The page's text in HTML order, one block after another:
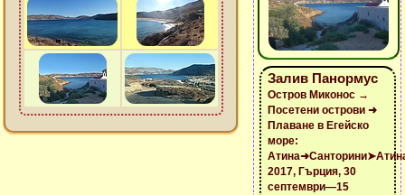
Залив Панормус
Остров Миконос →
Посетени острови ➜
Плаване в Егейско
море:
2017, Гърция, 30
септември—15